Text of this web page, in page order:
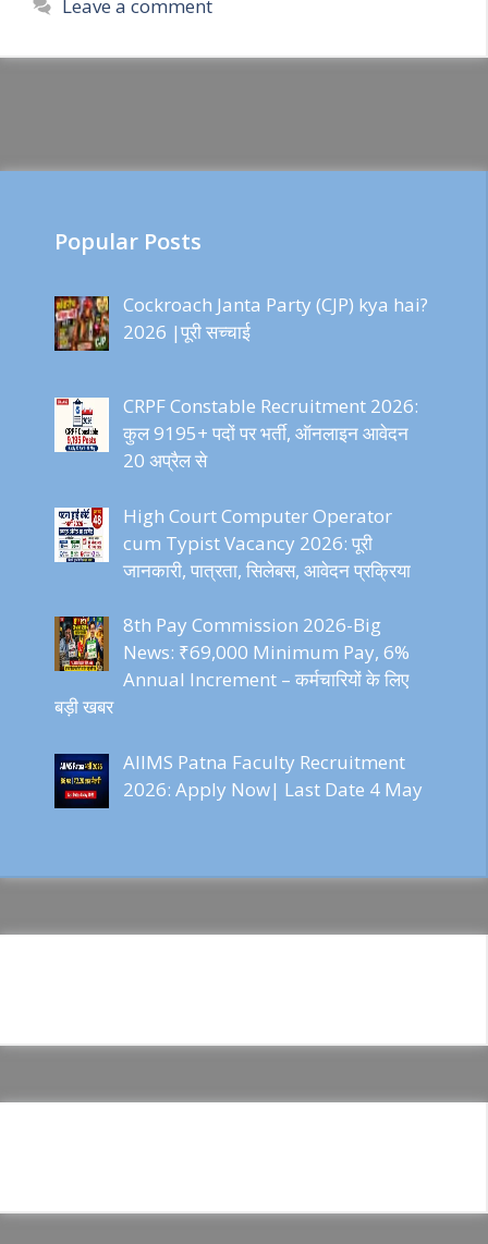
Leave a comment
Popular Posts
Cockroach Janta Party (CJP) kya hai?
2026 |पूरी सच्चाई
CRPF Constable Recruitment 2026:
कुल 9195+ पदों पर भर्ती, ऑनलाइन आवेदन
20 अप्रैल से
High Court Computer Operator
cum Typist Vacancy 2026: पूरी
जानकारी, पात्रता, सिलेबस, आवेदन प्रक्रिया
8th Pay Commission 2026-Big
News: ₹69,000 Minimum Pay, 6%
Annual Increment – कर्मचारियों के लिए
बड़ी खबर
AIIMS Patna Faculty Recruitment
2026: Apply Now| Last Date 4 May